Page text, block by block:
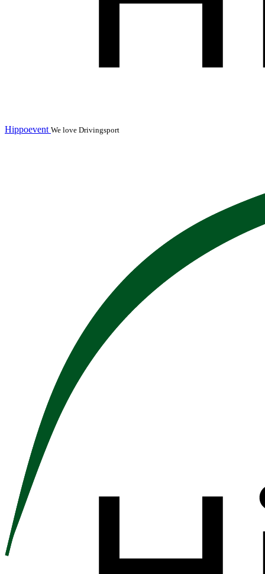
Hippoevent We love Drivingsport